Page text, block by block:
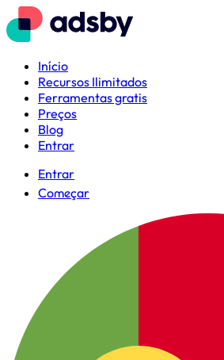
Início
Recursos Ilimitados
Ferramentas gratis
Preços
Blog
Entrar
Entrar
Começar